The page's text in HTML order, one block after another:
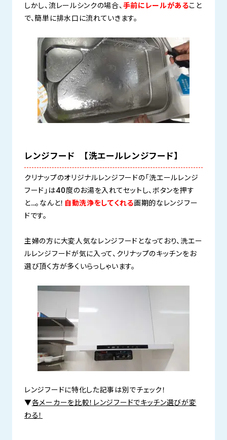
しかし、流レールシンクの場合、手前にレールがあること
で、簡単に排水口に流れていきます。
レンジフード 【洗エールレンジフード】
クリナップのオリジナルレンジフードの「洗エールレンジ
フード」は40度のお湯を入れてセットし、ボタンを押す
と…。なんと！ 自動洗浄をしてくれる画期的なレンジフー
ドです。
主婦の方に大変人気なレンジフードとなっており、洗エー
ルレンジフードが気に入って、クリナップのキッチンをお
選び頂く方が多くいらっしゃいます。
レンジフードに特化した記事は別でチェック！
▼各メーカーを比較！レンジフードでキッチン選びが変
わる！